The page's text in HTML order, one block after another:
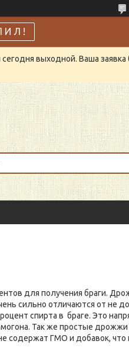
И Л !
выходной. Ваша
для получения браги.
сильно отличаются от не
спирта в браге. Это
Так же простые
ГМО и добавок, что